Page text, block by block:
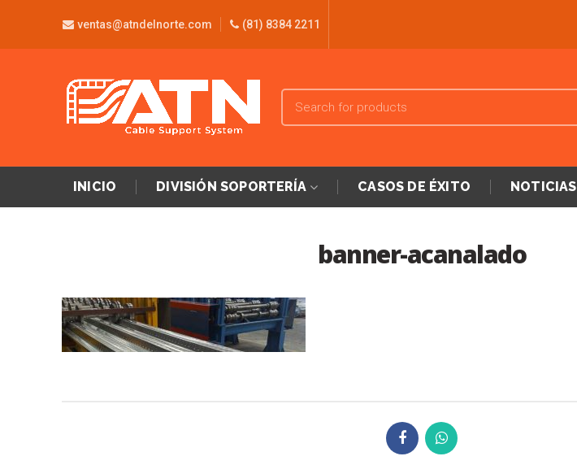
ventas@atndelnorte.com (81) 8384 2211
INICIO DIVISIÓN SOPORTERÍA CASOS DE ÉXITO NOTICIAS
banner-acanalado